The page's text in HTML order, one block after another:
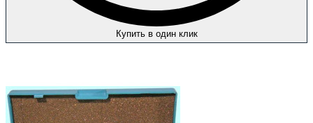
Купить в один клик